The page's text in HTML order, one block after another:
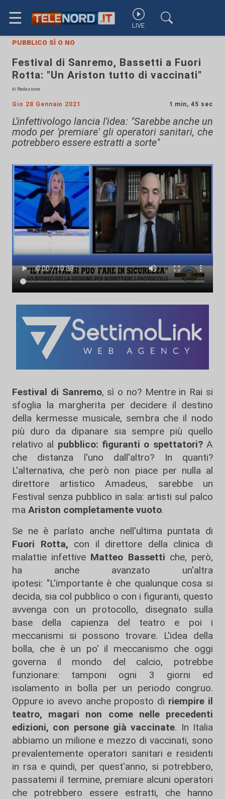
☰ LIVE
pubblico sì o no
Festival di Sanremo, Bassetti a Fuori
Rotta: "Un Ariston tutto di vaccinati"
di Redazione
Gio 28 Gennaio 2021 1 min, 45 sec
L'infettivologo lancia l'idea: "Sarebbe anche un
modo per 'premiare' gli operatori sanitari, che
potrebbero essere estratti a sorte"
Festival di Sanremo, sì o no? Mentre in Rai si
sfoglia la margherita per decidere il destino
della kermesse musicale, sembra che il nodo
più duro da dipanare sia sempre più quello
relativo al pubblico: figuranti o spettatori?A
che distanza l'uno dall'altro? In quanti?
L'alternativa, che però non piace per nulla al
direttore artistico Amadeus, sarebbe un
Festival senza pubblico in sala: artisti sul palco
ma Ariston completamente vuoto.
Se ne è parlato anche nell'ultima puntata di
Fuori Rotta, con il direttore della clinica di
malattie infettive Matteo Bassetti che, però,
ha anche avanzato un'altra
ipotesi: "L'importante è che qualunque cosa si
decida, sia col pubblico o con i figuranti, questo
avvenga con un protocollo, disegnato sulla
base della capienza del teatro e poi i
meccanismi si possono trovare. L'idea della
bolla, che è un po' il meccanismo che oggi
governa il mondo del calcio, potrebbe
funzionare: tamponi ogni 3 giorni ed
isolamento in bolla per un periodo congruo.
Oppure io avevo anche proposto di riempire il
teatro, magari non come nelle precedenti
edizioni, con persone già vaccinate. In Italia
abbiamo un milione e mezzo di vaccinati, sono
prevalentemente operatori sanitari e residenti
in rsa e quindi, per quest'anno, si potrebbero,
passatemi il termine, premiare alcuni operatori
che potrebbero essere estratti, che hanno